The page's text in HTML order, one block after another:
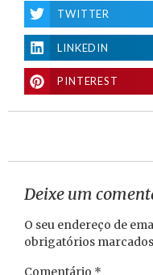
TWITTER
LINKEDIN
PINTEREST
Deixe um
O seu endereço de
obrigatórios
Comentário *